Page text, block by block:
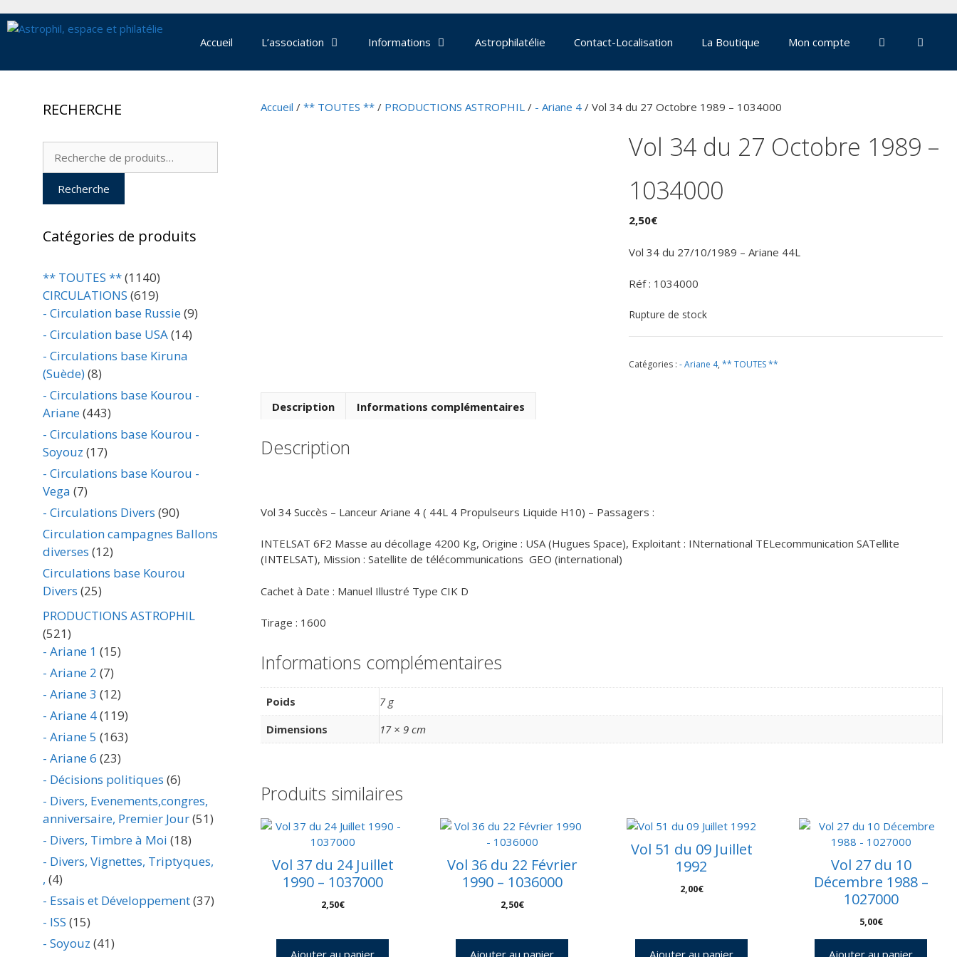
au
Accueil L’association Informations Astrophilatélie Contact-Localisation La Boutique Mon compte
Accueil / ** TOUTES ** / PRODUCTIONS ASTROPHIL / - Ariane 4 / Vol 34 du 27 Octobre 1989 – 1034000
Vol 34 du 27 Octobre 1989 –
1034000
2,50€
Vol 34 du 27/10/1989 – Ariane 44L
Réf : 1034000
Rupture de stock
Catégories :- Ariane 4,** TOUTES **
Description Informations complémentaires
Description
Vol 34 Succès – Lanceur Ariane 4 ( 44L 4 Propulseurs Liquide H10) – Passagers :
INTELSAT 6F2 Masse au décollage 4200 Kg, Origine : USA (Hugues Space), Exploitant : INternational TELecommunication SATellite
(INTELSAT), Mission : Satellite de télécommunications GEO (international)
Cachet à Date : Manuel Illustré Type CIK D
Tirage : 1600
Informations complémentaires
Poids
7 g
Dimensions
17 × 9 cm
Produits similaires
Vol 37 du 24 Juillet
1990 – 1037000
2,50€
Ajouter au panier
Vol 36 du 22 Février
1990 – 1036000
2,50€
Ajouter au panier
Vol 51 du 09 Juillet
1992
2,00€
Ajouter au panier
Vol 27 du 10
Décembre 1988 –
1027000
5,00€
Ajouter au panier
RECHERCHE
Recherche
Recherche
Catégories de produits
** TOUTES **(1140)
CIRCULATIONS (619)
- Circulation base Russie(9)
- Circulation base USA(14)
- Circulations base Kiruna
(Suède)(8)
- Circulations base Kourou -
Ariane(443)
- Circulations base Kourou -
Soyouz (17)
- Circulations base Kourou -
Vega (7)
- Circulations Divers (90)
Circulation campagnes Ballons
diverses (12)
Circulations base Kourou
Divers (25)
PRODUCTIONS ASTROPHIL
(521)
- Ariane 1 (15)
- Ariane 2 (7)
- Ariane 3 (12)
- Ariane 4(119)
- Ariane 5 (163)
- Ariane 6 (23)
- Décisions politiques (6)
- Divers, Evenements,congres,
anniversaire, Premier Jour(51)
- Divers, Timbre à Moi (18)
- Divers, Vignettes, Triptyques,
, (4)
- Essais et Développement(37)
- ISS (15)
- Soyouz (41)